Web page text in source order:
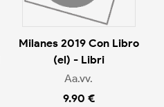
Milanes 2019 Con Libro
(el) - Libri
Aa.vv.
9.90 €